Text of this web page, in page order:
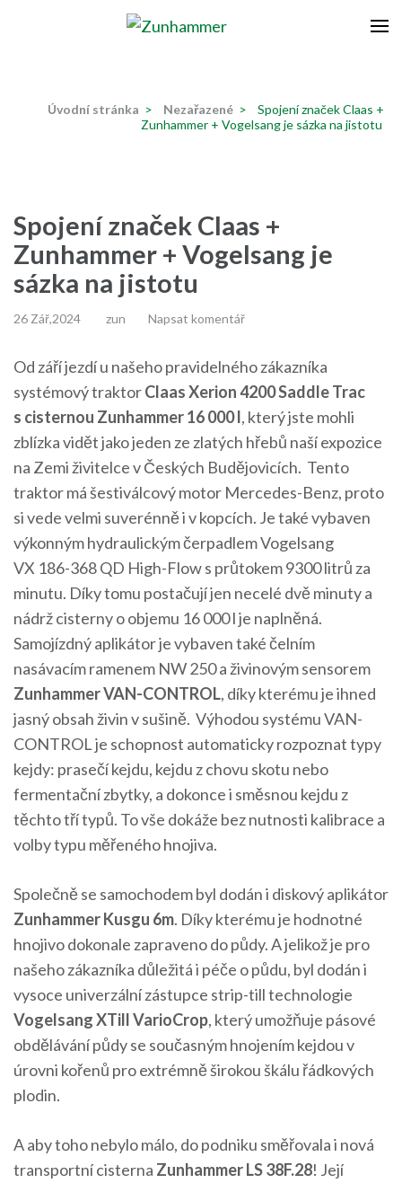
Úvodní stránka > Nezařazené >
Spojení značek Claas +
Zunhammer + Vogelsang je sázka na jistotu
Spojení značek Claas +
Zunhammer + Vogelsang je
sázka na jistotu
26 Zář,2024 zun Napsat komentář
Od září jezdí u našeho pravidelného zákazníka
systémový traktorClaas Xerion 4200 Saddle Trac
s cisternou Zunhammer 16 000 l, který jste mohli
zblízka vidět jako jeden ze zlatých hřebů naší expozice
na Zemi živitelce v Českých Budějovicích. Tento
traktor má šestiválcový motor Mercedes-Benz, proto
si vede velmi suverénně i v kopcích. Je také vybaven
výkonným hydraulickým čerpadlem Vogelsang
VX 186-368 QD High-Flow s průtokem 9300 litrů za
minutu. Díky tomu postačují jen necelé dvě minuty a
nádrž cisterny o objemu 16 000 l je naplněná.
Samojízdný aplikátor je vybaven také čelním
nasávacím ramenem NW 250 a živinovým sensorem
Zunhammer VAN-CONTROL, díky kterému je ihned
jasný obsah živin v sušině. Výhodou systému VAN-
CONTROL je schopnost automaticky rozpoznat typy
kejdy: prasečí kejdu, kejdu z chovu skotu nebo
fermentační zbytky, a dokonce i směsnou kejdu z
těchto tří typů. To vše dokáže bez nutnosti kalibrace a
volby typu měřeného hnojiva.
Společně se samochodem byl dodán i diskový aplikátor
Zunhammer Kusgu 6m. Díky kterému je hodnotné
hnojivo dokonale zapraveno do půdy. A jelikož je pro
našeho zákazníka důležitá i péče o půdu, byl dodán i
vysoce univerzální zástupce strip-till technologie
Vogelsang XTill VarioCrop, který umožňuje pásové
obdělávání půdy se současným hnojením kejdou v
úrovni kořenů pro extrémně širokou škálu řádkových
plodin.
A aby toho nebylo málo, do podniku směřovala i nová
transportní cisterna Zunhammer LS 38F.28! Její